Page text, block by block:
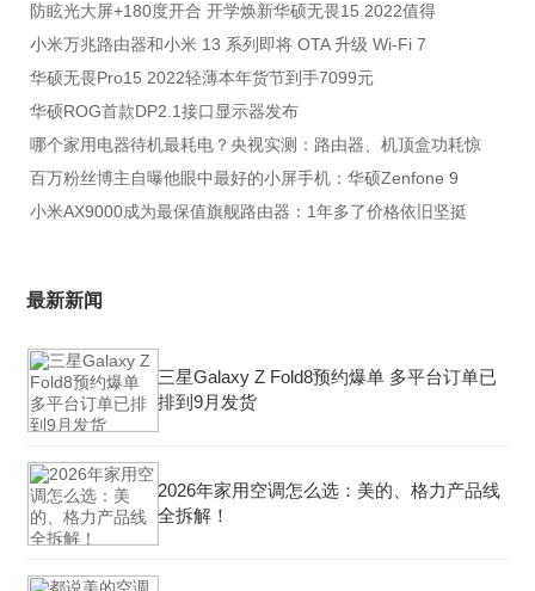
防眩光大屏+180度开合 开学焕新华硕无畏15 2022值得
小米万兆路由器和小米 13 系列即将 OTA 升级 Wi-Fi 7
华硕无畏Pro15 2022轻薄本年货节到手7099元
华硕ROG首款DP2.1接口显示器发布
哪个家用电器待机最耗电？央视实测：路由器、机顶盒功耗惊
百万粉丝博主自曝他眼中最好的小屏手机：华硕Zenfone 9
小米AX9000成为最保值旗舰路由器：1年多了价格依旧坚挺
最新新闻
三星Galaxy Z Fold8预约爆单 多平台订单已
排到9月发货
2026年家用空调怎么选：美的、格力产品线
全拆解！